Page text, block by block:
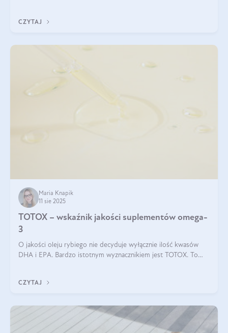
CZYTAJ
Maria Knapik
11 sie 2025
TOTOX – wskaźnik jakości suplementów omega-
3
O jakości oleju rybiego nie decyduje wyłącznie ilość kwasów
DHA i EPA. Bardzo istotnym wyznacznikiem jest TOTOX. To
CZYTAJ